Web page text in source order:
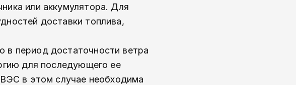
или аккумулятора. Для
доставки топлива,
период достаточности ветра
для последующего ее
в этом случае необходима